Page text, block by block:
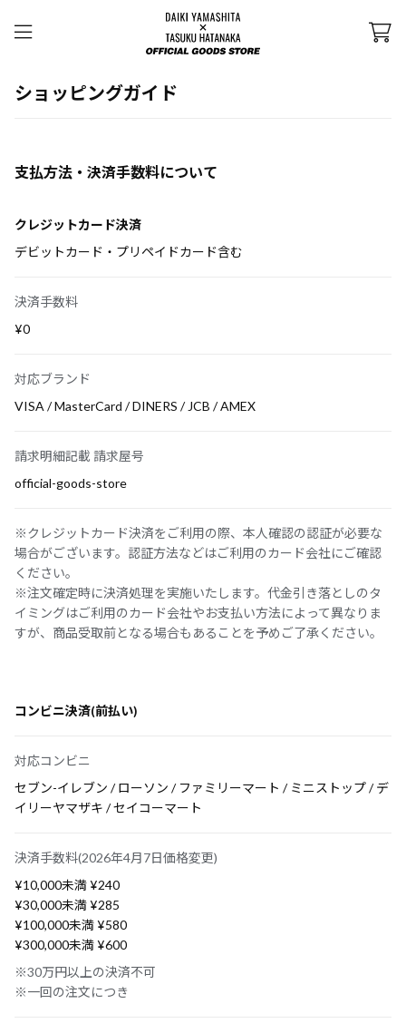
ショッピングガイド
支払方法・決済手数料について
クレジットカード決済
デビットカード・プリペイドカード含む
決済手数料
¥0
対応ブランド
VISA / MasterCard / DINERS / JCB / AMEX
請求明細記載 請求屋号
official-goods-store
※クレジットカード決済をご利用の際、本人確認の認証が必要な
場合がございます。認証方法などはご利用のカード会社にご確認
ください。
※注文確定時に決済処理を実施いたします。代金引き落としのタ
イミングはご利用のカード会社やお支払い方法によって異なりま
すが、商品受取前となる場合もあることを予めご了承ください。
コンビニ決済(前払い)
対応コンビニ
セブン-イレブン / ローソン / ファミリーマート / ミニストップ / デ
イリーヤマザキ / セイコーマート
決済手数料(2026年4月7日価格変更)
¥10,000未満 ¥240
¥30,000未満 ¥285
¥100,000未満 ¥580
¥300,000未満 ¥600
※30万円以上の決済不可
※一回の注文につき